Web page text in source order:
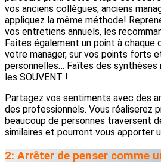
vos anciens collègues, anciens
appliquez la même méthode!
vos entretiens annuels, les
Faîtes également un point à chaque
votre manager, sur vos points forts
personnelles… Faîtes des synthèses
les SOUVENT !
Partagez vos sentiments avec des
des professionnels. Vous réaliserez
beaucoup de personnes traversent
similaires et pourront vous apporter
2: Arrêter de penser comme